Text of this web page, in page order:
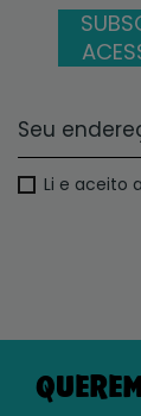
Li e aceito